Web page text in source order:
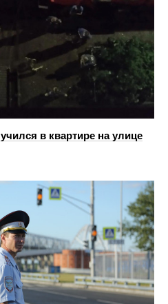
в квартире на улице